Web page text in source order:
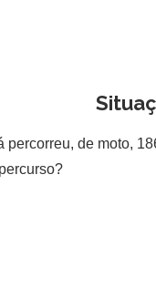
de moto,